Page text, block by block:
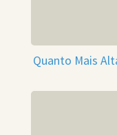
Quanto Mais